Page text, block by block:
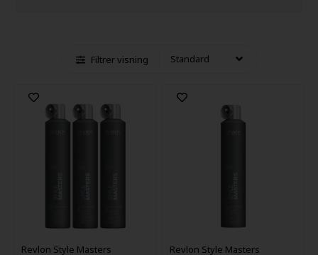
Filtrer visning
Revlon Style Masters Revlon Style Masters